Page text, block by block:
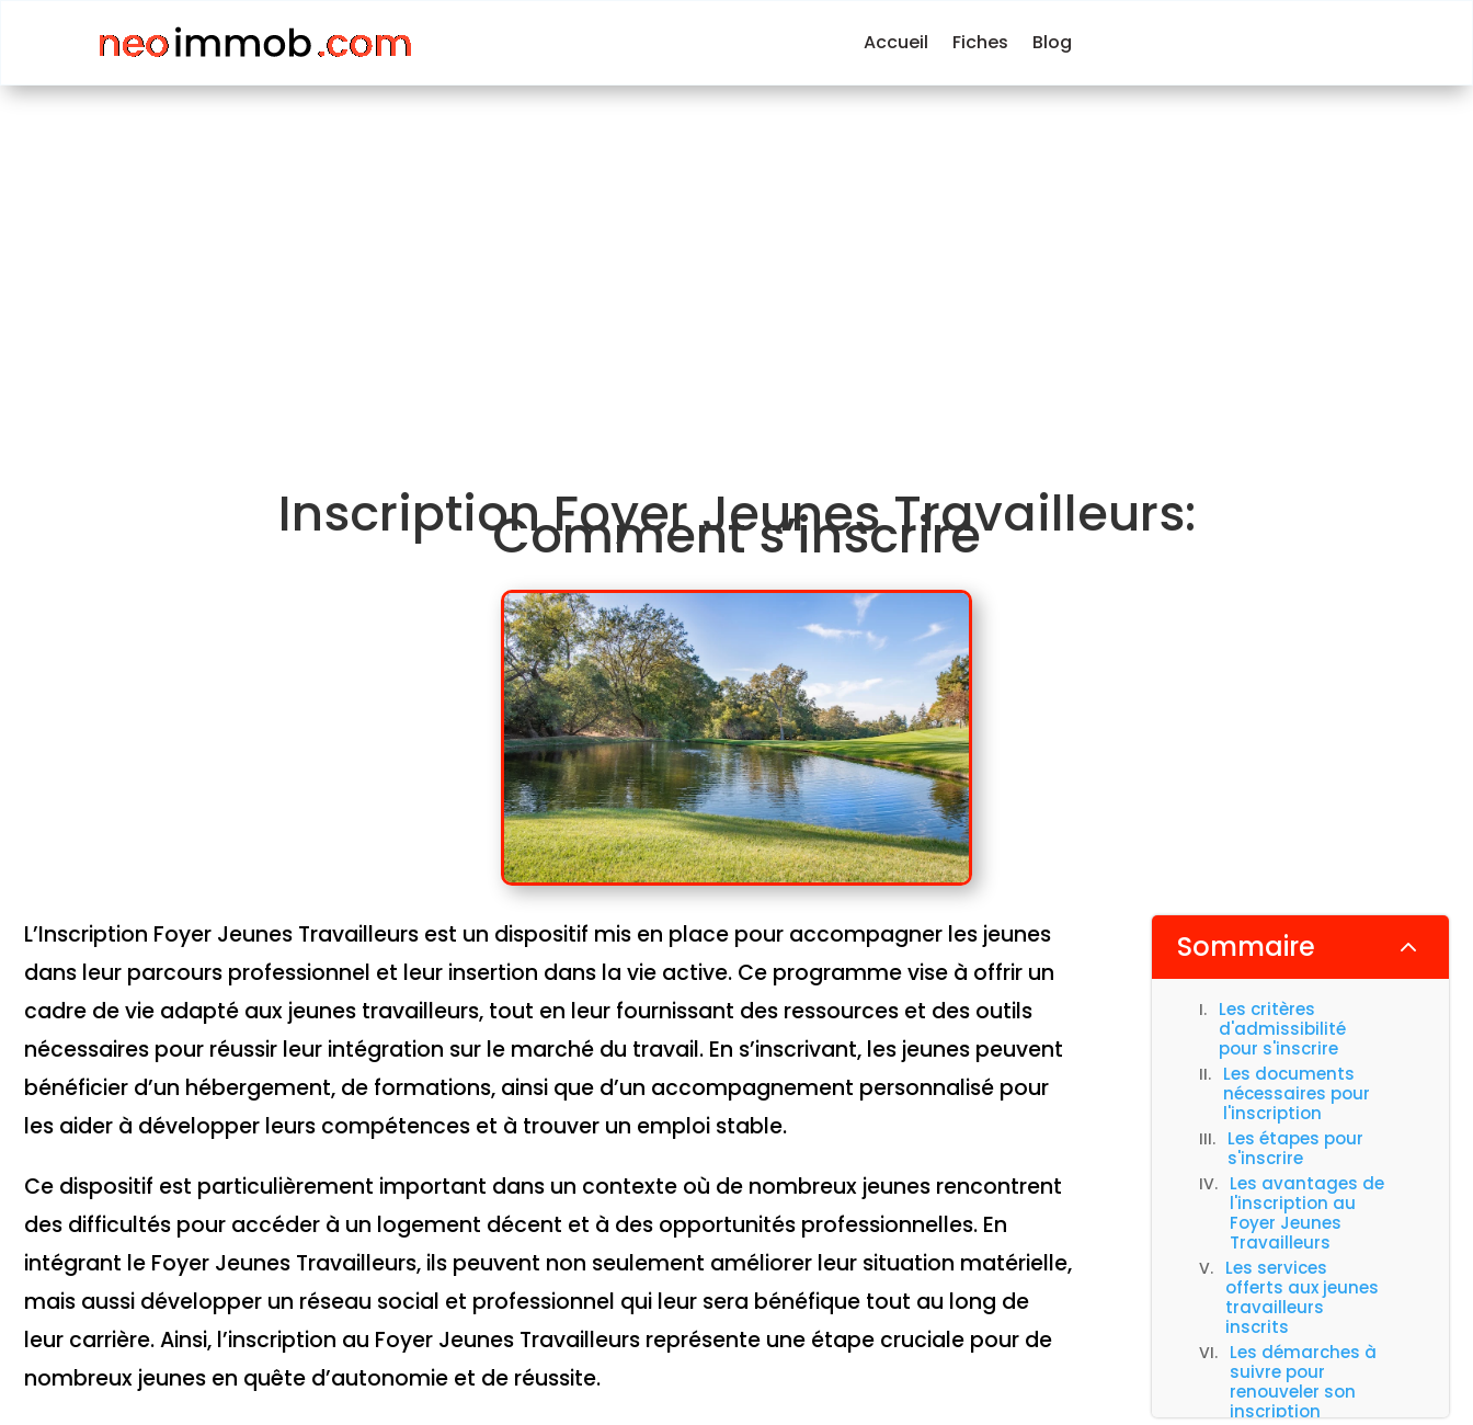
Accueil Fiches Blog
Inscription Foyer Jeunes Travailleurs:
Comment s’inscrire
L’Inscription Foyer Jeunes Travailleurs est un dispositif mis en place pour accompagner les jeunes
dans leur parcours professionnel et leur insertion dans la vie active. Ce programme vise à offrir un
cadre de vie adapté aux jeunes travailleurs, tout en leur fournissant des ressources et des outils
nécessaires pour réussir leur intégration sur le marché du travail. En s’inscrivant, les jeunes peuvent
bénéficier d’un hébergement, de formations, ainsi que d’un accompagnement personnalisé pour
les aider à développer leurs compétences et à trouver un emploi stable.
Ce dispositif est particulièrement important dans un contexte où de nombreux jeunes rencontrent
des difficultés pour accéder à un logement décent et à des opportunités professionnelles. En
intégrant le Foyer Jeunes Travailleurs, ils peuvent non seulement améliorer leur situation matérielle,
mais aussi développer un réseau social et professionnel qui leur sera bénéfique tout au long de
leur carrière. Ainsi, l’inscription au Foyer Jeunes Travailleurs représente une étape cruciale pour de
nombreux jeunes en quête d’autonomie et de réussite.
Sommaire 2
Les critères
d'admissibilité
pour s'inscrire
Les documents
nécessaires pour
l'inscription
Les étapes pour
s'inscrire
Les avantages de
l'inscription au
Foyer Jeunes
Travailleurs
Les services
offerts aux jeunes
travailleurs
inscrits
Les démarches à
suivre pour
renouveler son
inscription